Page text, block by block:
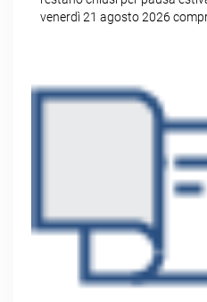
venerdì 21 agosto 2026